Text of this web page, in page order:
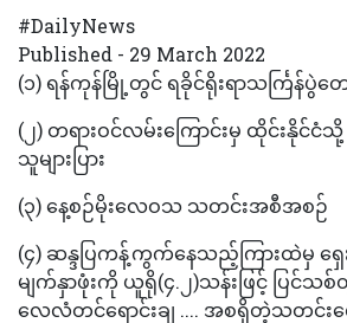
#DailyNews
Published - 29 March 2022
(၁) ရန်ကုန်မြို့တွင် ရခိုင်ရိုးရာသင်္ကြန်ပွဲတေ
(၂) တရားဝင်လမ်းကြောင်းမှ ထိုင်းနိုင်ငံ
သူများပြား
(၃) နေ့စဉ်မိုးလေဝသ သတင်းအစီအစဉ်
(၄) ဆန္ဒပြကန့်ကွက်နေသည့်ကြားထဲမှ ရှ
မျက်နှာဖုံးကို ယူရို(၄.၂)သန်းဖြင့် ပြင်သ
လေလံတင်ရောင်းချ .... အစရှိတဲ့သတင်